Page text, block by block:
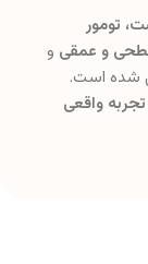
تومور
و عمقی و
شده است.
واقعی